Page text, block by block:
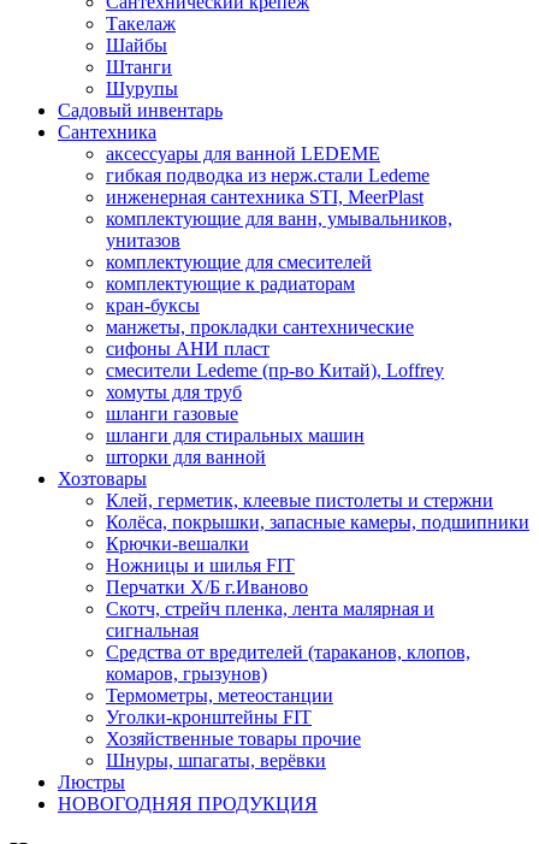
Такелаж
Шайбы
Штанги
Шурупы
Садовый инвентарь
Сантехника
аксессуары для ванной LEDEME
гибкая подводка из нерж.стали Ledeme
инженерная сантехника STI, MeerPlast
комплектующие для ванн, умывальников,
унитазов
комплектующие для смесителей
комплектующие к радиаторам
кран-буксы
манжеты, прокладки сантехнические
сифоны АНИ пласт
смесители Ledeme (пр-во Китай), Loffrey
хомуты для труб
шланги газовые
шланги для стиральных машин
шторки для ванной
Хозтовары
Клей, герметик, клеевые пистолеты и стержни
Колёса, покрышки, запасные камеры, подшипники
Крючки-вешалки
Ножницы и шилья FIT
Перчатки Х/Б г.Иваново
Скотч, стрейч пленка, лента малярная и
сигнальная
Средства от вредителей (тараканов, клопов,
комаров, грызунов)
Термометры, метеостанции
Уголки-кронштейны FIT
Хозяйственные товары прочие
Шнуры, шпагаты, верёвки
Люстры
НОВОГОДНЯЯ ПРОДУКЦИЯ